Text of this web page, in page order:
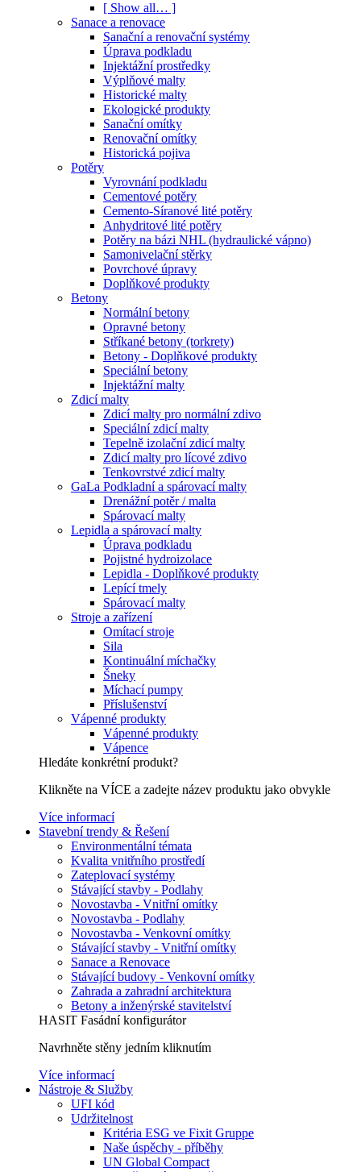
[ Show all… ]
Sanace a renovace
Sanační a renovační systémy
Úprava podkladu
Injektážní prostředky
Výplňové malty
Historické malty
Ekologické produkty
Sanační omítky
Renovační omítky
Historická pojiva
Potěry
Vyrovnání podkladu
Cementové potěry
Cemento-Síranové lité potěry
Anhydritové lité potěry
Potěry na bázi NHL (hydraulické vápno)
Samonivelační stěrky
Povrchové úpravy
Doplňkové produkty
Betony
Normální betony
Opravné betony
Stříkané betony (torkrety)
Betony - Doplňkové produkty
Speciální betony
Injektážní malty
Zdicí malty
Zdicí malty pro normální zdivo
Speciální zdicí malty
Tepelně izolační zdicí malty
Zdicí malty pro lícové zdivo
Tenkovrstvé zdicí malty
GaLa Podkladní a spárovací malty
Drenážní potěr / malta
Spárovací malty
Lepidla a spárovací malty
Úprava podkladu
Pojistné hydroizolace
Lepidla - Doplňkové produkty
Lepící tmely
Spárovací malty
Stroje a zařízení
Omítací stroje
Sila
Kontinuální míchačky
Šneky
Míchací pumpy
Příslušenství
Vápenné produkty
Vápenné produkty
Vápence
Hledáte konkrétní produkt?
Klikněte na VÍCE a zadejte název produktu jako obvykle
Více informací
Stavební trendy & Řešení
Environmentální témata
Kvalita vnitřního prostředí
Zateplovací systémy
Stávající stavby - Podlahy
Novostavba - Vnitřní omítky
Novostavba - Podlahy
Novostavba - Venkovní omítky
Stávající stavby - Vnitřní omítky
Sanace a Renovace
Stávající budovy - Venkovní omítky
Zahrada a zahradní architektura
Betony a inženýrské stavitelství
HASIT Fasádní konfigurátor
Navrhněte stěny jedním kliknutím
Více informací
Nástroje & Služby
UFI kód
Udržitelnost
Kritéria ESG ve Fixit Gruppe
Naše úspěchy - příběhy
UN Global Compact